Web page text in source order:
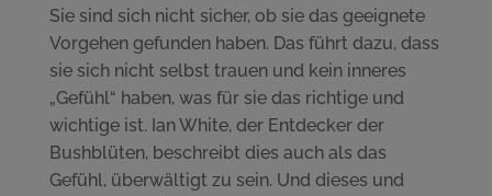
Sie sind sich nicht sicher, ob sie das geeignete
Vorgehen gefunden haben. Das führt dazu, dass
sie sich nicht selbst trauen und kein inneres
„Gefühl“ haben, was für sie das richtige und
wichtige ist. Ian White, der Entdecker der
Bushblüten, beschreibt dies auch als das
Gefühl, überwältigt zu sein. Und dieses und